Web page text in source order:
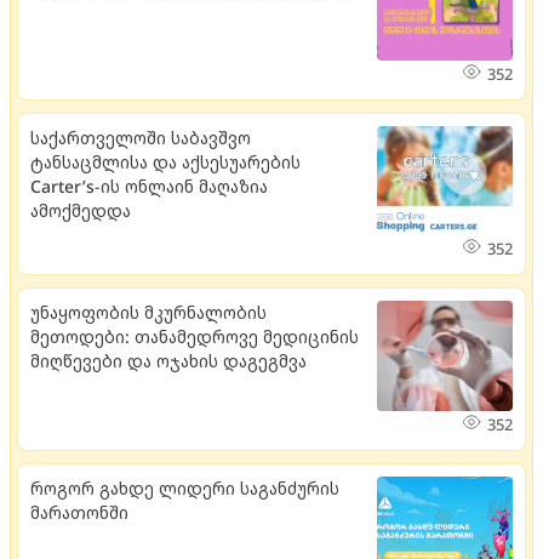
352
საქართველოში საბავშვო
ტანსაცმლისა და აქსესუარების
Carter’s-ის ონლაინ მაღაზია
ამოქმედდა
352
უნაყოფობის მკურნალობის
მეთოდები: თანამედროვე მედიცინის
მიღწევები და ოჯახის დაგეგმვა
352
როგორ გახდე ლიდერი საგანძურის
მარათონში